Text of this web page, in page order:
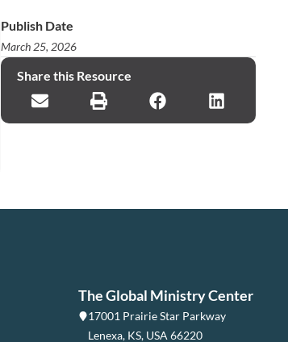
Publish Date
March 25, 2026
Share this Resource
The Global Ministry Center
17001 Prairie Star Parkway
Lenexa, KS, USA 66220